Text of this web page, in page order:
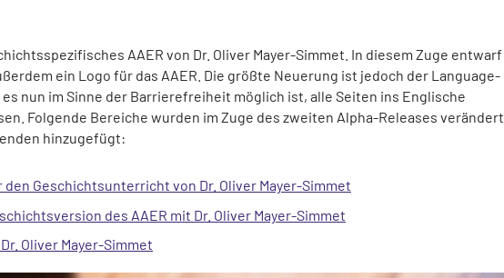
AAER von Dr. Oliver Mayer-Simmet. In diesem Zuge entwarf
ein Logo für das AAER. Die größte Neuerung ist jedoch der Language-
nun im Sinne der Barrierefreiheit möglich ist, alle Seiten ins Englische
Folgende Bereiche wurden im Zuge des zweiten Alpha-Releases verändert
hinzugefügt:
den Geschichtsunterricht von Dr. Oliver Mayer-Simmet
des AAER mit Dr. Oliver Mayer-Simmet
Oliver Mayer-Simmet